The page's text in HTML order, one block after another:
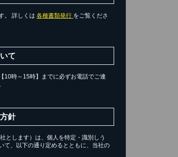
。 詳しくは 各種書類発行 をご覧くださ
て
10時～15時】までに必ずお電話でご連
針
とします）は、個人を特定・識別しう
て、以下の通り定めるとともに、当社の